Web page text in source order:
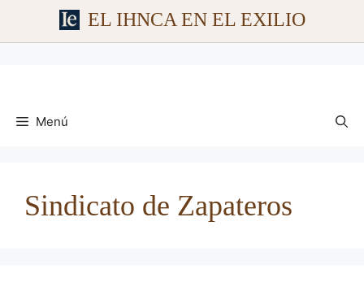
EL IHNCA EN EL EXILIO
contenido
Menú
Sindicato de Zapateros